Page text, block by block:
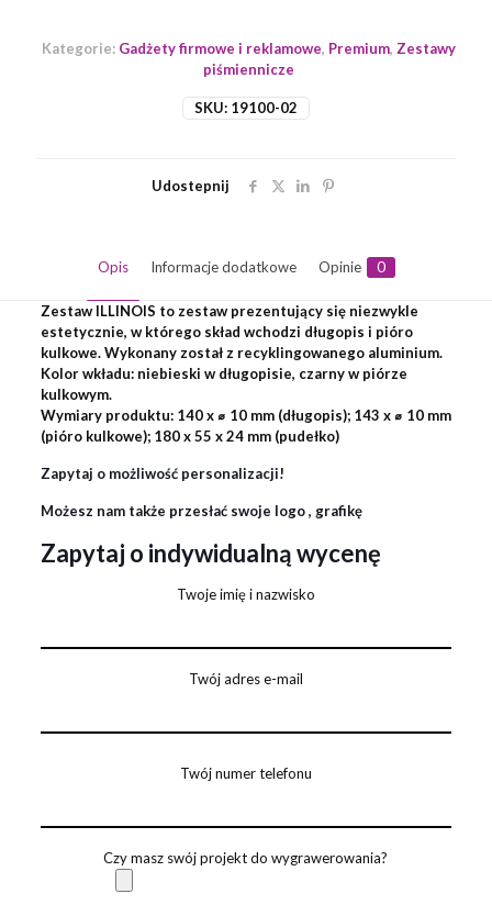
SKU: 19100-02
Kategorie: Gadżety firmowe i reklamowe, Premium, Zestawy
piśmiennicze
Udostepnij
Opis Informacje dodatkowe Opinie 0
Zestaw ILLINOIS to zestaw prezentujący się niezwykle
estetycznie, w którego skład wchodzi długopis i pióro
kulkowe. Wykonany został z recyklingowanego aluminium.
Kolor wkładu: niebieski w długopisie, czarny w piórze
kulkowym.
Wymiary produktu: 140 x ⌀ 10 mm (długopis); 143 x ⌀ 10 mm
(pióro kulkowe); 180 x 55 x 24 mm (pudełko)
Zapytaj o możliwość personalizacji!
Możesz nam także przesłać swoje logo , grafikę
Zapytaj o indywidualną wycenę
Twoje imię i nazwisko
Twój adres e-mail
Twój numer telefonu
Czy masz swój projekt do wygrawerowania?